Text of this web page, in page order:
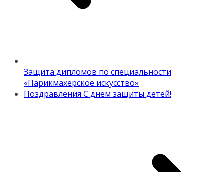
Защита дипломов по специальности
«Парикмахерское искусство»
Поздравления С днём защиты детей!